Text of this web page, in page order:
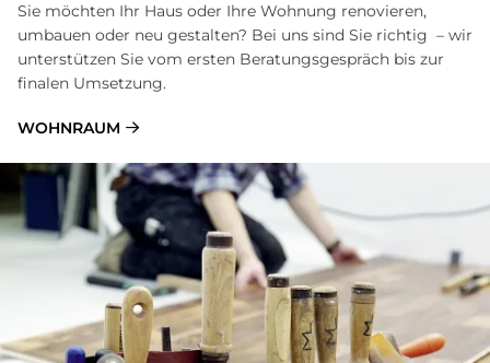
Sie möchten Ihr Haus oder Ihre Wohnung renovieren,
umbauen oder neu gestalten? Bei uns sind Sie richtig – wir
unterstützen Sie vom ersten Beratungsgespräch bis zur
finalen Umsetzung.
WOHNRAUM